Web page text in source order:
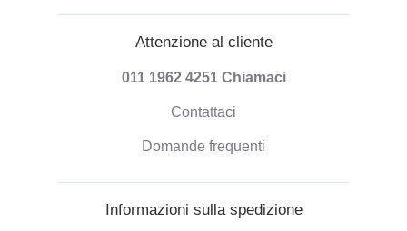
Attenzione al cliente
011 1962 4251 Chiamaci
Contattaci
Domande frequenti
Informazioni sulla spedizione